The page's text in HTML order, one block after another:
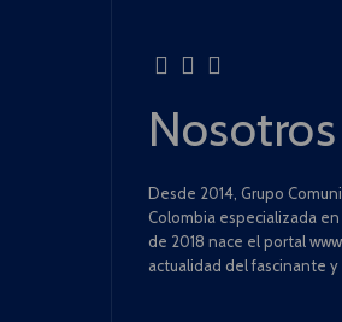
Nosotros
Desde 2014, Grupo
Colombia especializada
de 2018 nace el portal
actualidad del fascinante